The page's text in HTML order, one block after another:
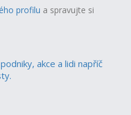
profilu a spravujte si
akce a lidi napříč